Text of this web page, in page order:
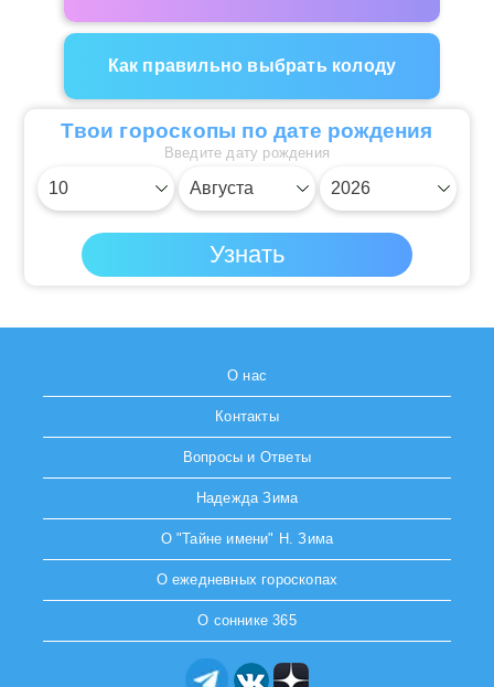
Как правильно выбрать колоду
Твои гороскопы по дате рождения
Введите дату рождения
О нас
Контакты
Вопросы и Ответы
Надежда Зима
О "Тайне имени" Н. Зима
О ежедневных гороскопах
О соннике 365